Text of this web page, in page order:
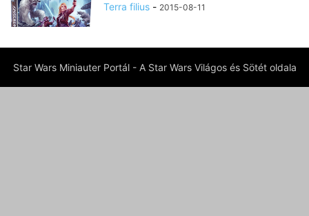
Terra filius - 2015-08-11
Star Wars Miniauter Portál - A Star Wars Világos és Sötét oldala